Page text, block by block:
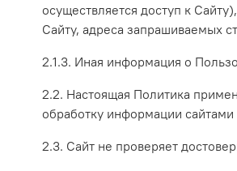
осуществляется доступ к
Сайту, адреса запрашиваемых
2.1.3. Иная информация о
2.2. Настоящая Политика
обработку информации
2.3. Сайт не проверяет